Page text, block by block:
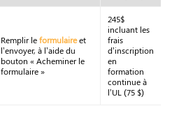
Remplir leformulaireet
l’envoyer, à l’aide du
bouton « Acheminer le
formulaire »
245$
incluant les
frais
d’inscription
en
formation
continue à
l’UL (75 $)